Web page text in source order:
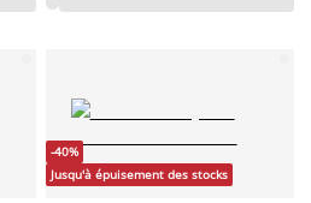
-40%
Jusqu'à épuisement des stocks